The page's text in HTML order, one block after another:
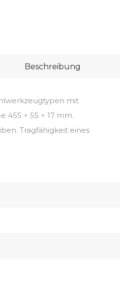
Beschreibung
mit
455 × 55 × 17 mm.
Tragfähigkeit eines